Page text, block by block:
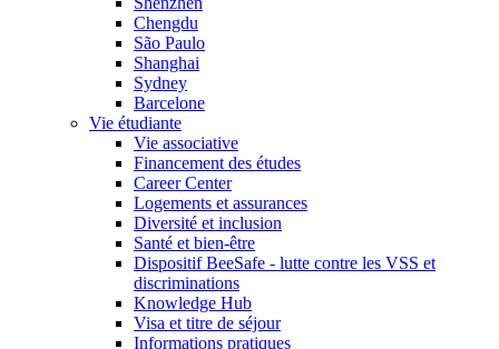
Chengdu
São Paulo
Shanghai
Sydney
Barcelone
Vie étudiante
Vie associative
Financement des études
Career Center
Logements et assurances
Diversité et inclusion
Santé et bien-être
Dispositif BeeSafe - lutte contre les VSS et
discriminations
Knowledge Hub
Visa et titre de séjour
Informations pratiques